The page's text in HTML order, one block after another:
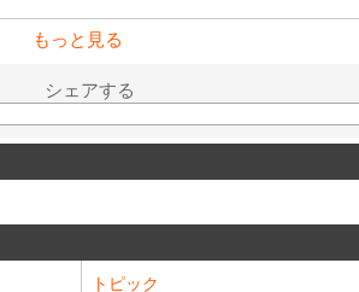
もっと見る
シェアする
トピック